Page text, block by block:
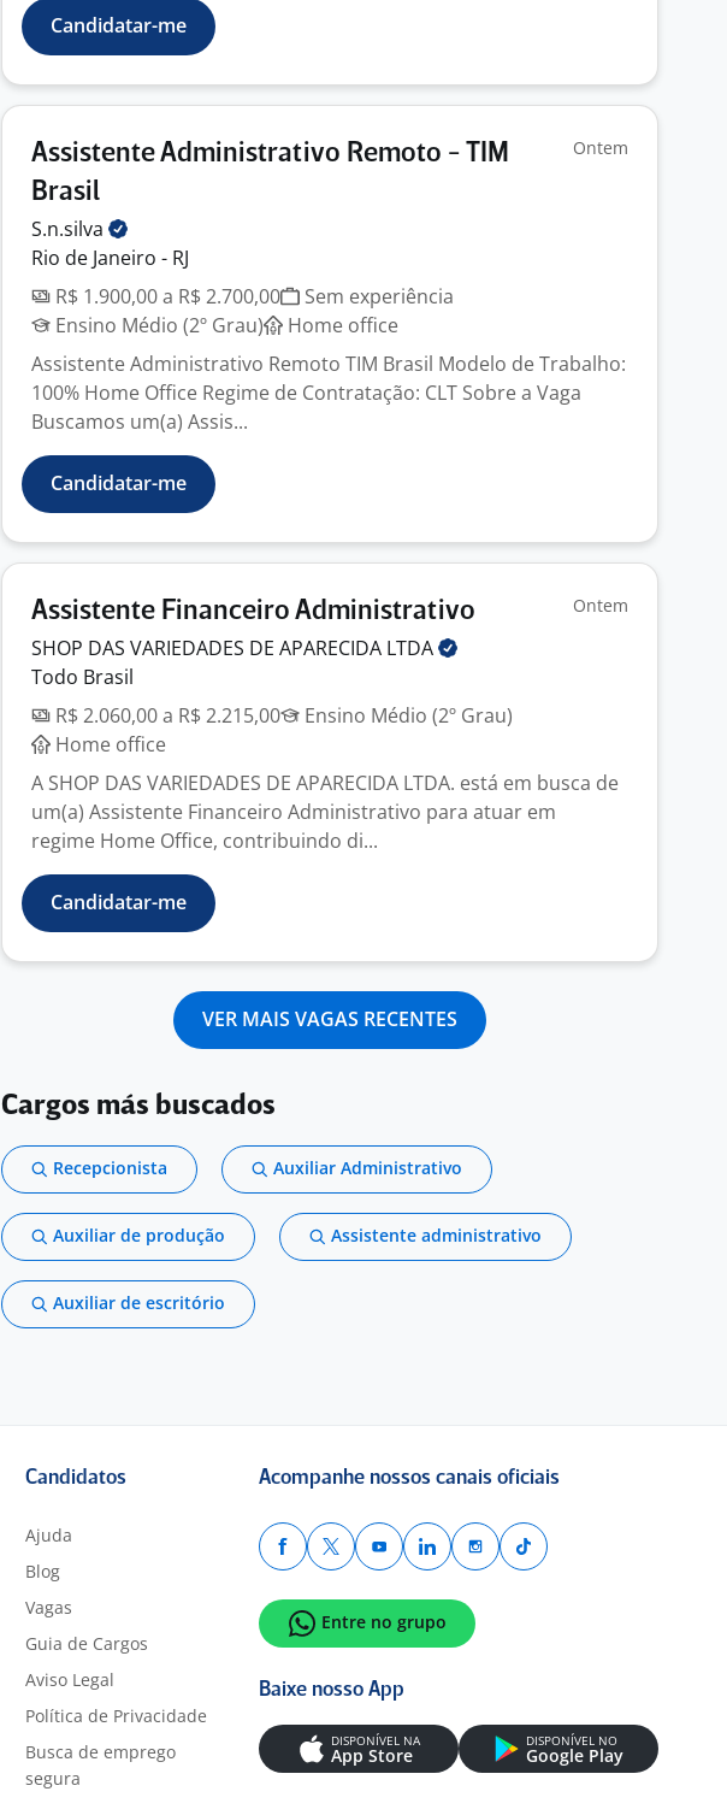
Candidatar-me
Assistente Administrativo Remoto - TIM
Brasil
Ontem
S.n.silva
Rio de Janeiro - RJ
R$ 1.900,00 a R$ 2.700,00
Sem experiência
Ensino Médio (2º Grau)
Home office
Assistente Administrativo Remoto TIM Brasil Modelo de Trabalho:
100% Home Office Regime de Contratação: CLT Sobre a Vaga
Buscamos um(a) Assis...
Candidatar-me
Assistente Financeiro Administrativo Ontem
SHOP DAS VARIEDADES DE APARECIDA LTDA
Todo Brasil
R$ 2.060,00 a R$ 2.215,00
Ensino Médio (2º Grau)
Home office
A SHOP DAS VARIEDADES DE APARECIDA LTDA. está em busca de
um(a) Assistente Financeiro Administrativo para atuar em
regime Home Office, contribuindo di...
Candidatar-me
VER MAIS VAGAS RECENTES
Cargos más buscados
Recepcionista Auxiliar Administrativo
Auxiliar de produção Assistente administrativo
Auxiliar de escritório
Candidatos
Ajuda
Blog
Vagas
Guia de Cargos
Aviso Legal
Política de Privacidade
Busca de emprego
segura
Acompanhe nossos canais oficiais
Entre no grupo
Baixe nosso App
DISPONÍVEL NA
App Store
DISPONÍVEL NO
Google Play